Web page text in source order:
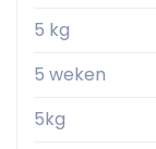
5 kg
5 weken
5kg